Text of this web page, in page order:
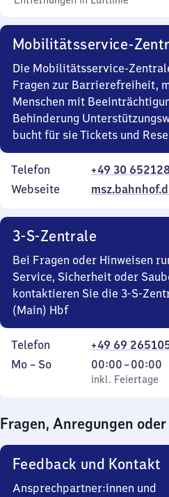
Mobilitätsservice-
Die Mobilitätsservice-
Fragen zur Barrierefreiheit,
Menschen mit
Behinderung
bucht für sie Tickets und
Telefon
+49 30
Webseite
3-S-Zentrale
Bei Fragen oder Hinweisen
Service, Sicherheit oder
kontaktieren Sie die 3-S-
(Main) Hbf
Telefon
+49 69
Montag
Mo – So,
inkl. Feiertage
00:00–00:00
Von
0
0
Uhr
inkl. Feiertage
Fragen, Anregungen
Feedback und Kontakt
Ansprechpartner:innen und